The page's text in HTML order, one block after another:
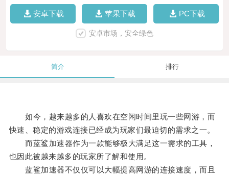
安卓下载 苹果下载 PC下载
安卓市场，安全绿色
简介 排行
如今，越来越多的人喜欢在空闲时间里玩一些网游，而
快速、稳定的游戏连接已经成为玩家们最迫切的需求之一。
而蓝鲨加速器作为一款能够极大满足这一需求的工具，
也因此被越来越多的玩家所了解和使用。
蓝鲨加速器不仅仅可以大幅提高网游的连接速度，而且